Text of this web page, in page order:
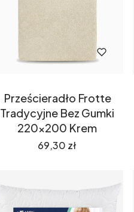
Prześcieradło Frotte
Tradycyjne Bez Gumki
220x200 Krem
Cena
69,30 zł